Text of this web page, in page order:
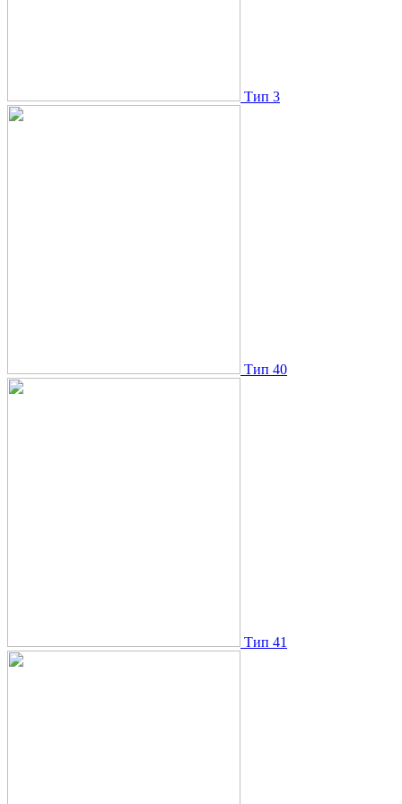
Тип 3
Тип 40
Тип 41